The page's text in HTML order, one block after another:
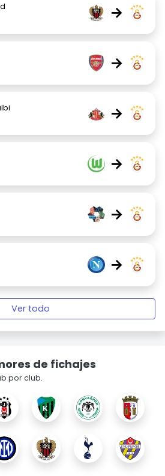
→
→
→
→
→
→
Ver todo
de fichajes
por club.